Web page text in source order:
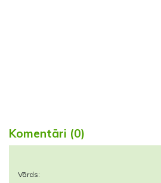
Komentāri (0)
Vārds: